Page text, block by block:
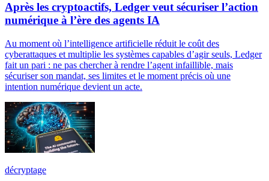
Après les cryptoactifs, Ledger veut sécuriser l’action
numérique à l’ère des agents IA
Au moment où l’intelligence artificielle réduit le coût des
cyberattaques et multiplie les systèmes capables d’agir seuls, Ledger
fait un pari : ne pas chercher à rendre l’agent infaillible, mais
sécuriser son mandat, ses limites et le moment précis où une
intention numérique devient un acte.
décryptage